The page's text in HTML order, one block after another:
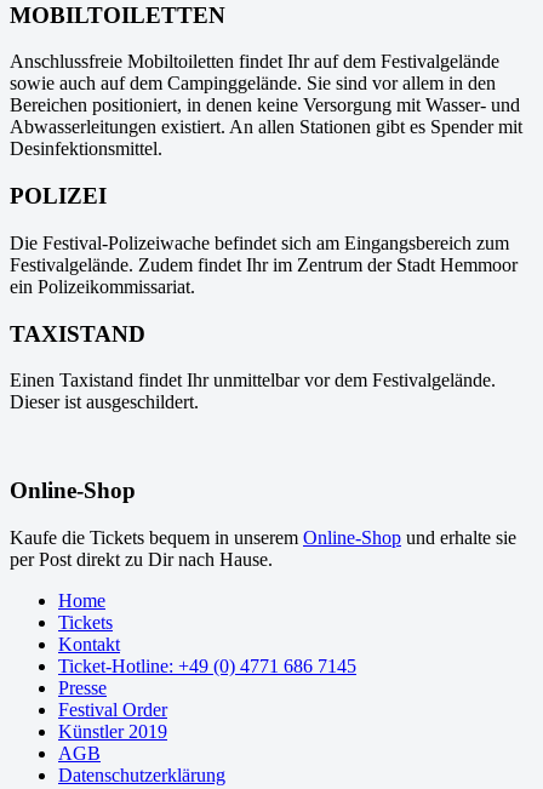
MOBILTOILETTEN
Anschlussfreie Mobiltoiletten findet Ihr auf dem Festivalgelände
sowie auch auf dem Campinggelände. Sie sind vor allem in den
Bereichen positioniert, in denen keine Versorgung mit Wasser- und
Abwasserleitungen existiert. An allen Stationen gibt es Spender mit
Desinfektionsmittel.
POLIZEI
Die Festival-Polizeiwache befindet sich am Eingangsbereich zum
Festivalgelände. Zudem findet Ihr im Zentrum der Stadt Hemmoor
ein Polizeikommissariat.
TAXISTAND
Einen Taxistand findet Ihr unmittelbar vor dem Festivalgelände.
Dieser ist ausgeschildert.
Online-Shop
Kaufe die Tickets bequem in unserem Online-Shop und erhalte sie
per Post direkt zu Dir nach Hause.
Home
Tickets
Kontakt
Ticket-Hotline: +49 (0) 4771 686 7145
Presse
Festival Order
Künstler 2019
AGB
Datenschutzerklärung